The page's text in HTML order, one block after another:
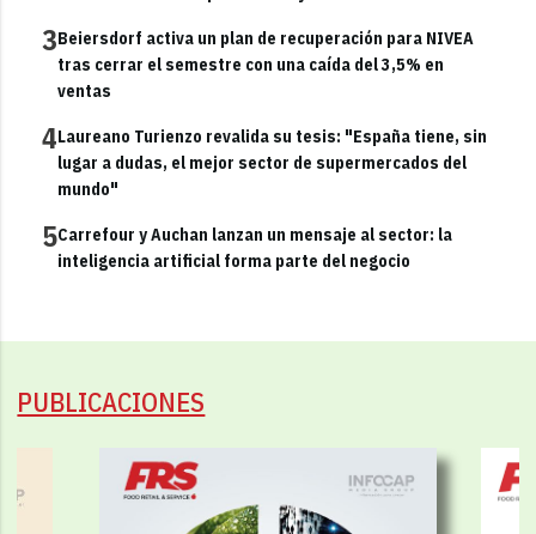
3Beiersdorf activa un plan de recuperación para NIVEA
tras cerrar el semestre con una caída del 3,5% en
ventas
4Laureano Turienzo revalida su tesis: "España tiene, sin
lugar a dudas, el mejor sector de supermercados del
mundo"
5Carrefour y Auchan lanzan un mensaje al sector: la
inteligencia artificial forma parte del negocio
PUBLICACIONES